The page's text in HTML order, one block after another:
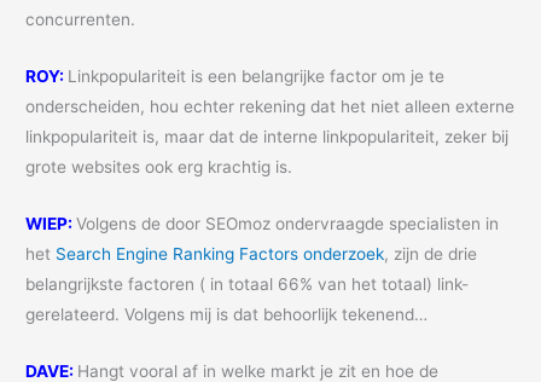
concurrenten.
ROY: Linkpopulariteit is een belangrijke factor om je te
onderscheiden, hou echter rekening dat het niet alleen externe
linkpopulariteit is, maar dat de interne linkpopulariteit, zeker bij
grote websites ook erg krachtig is.
WIEP: Volgens de door SEOmoz ondervraagde specialisten in
het Search Engine Ranking Factors onderzoek, zijn de drie
belangrijkste factoren ( in totaal 66% van het totaal) link-
gerelateerd. Volgens mij is dat behoorlijk tekenend…
DAVE: Hangt vooral af in welke markt je zit en hoe de